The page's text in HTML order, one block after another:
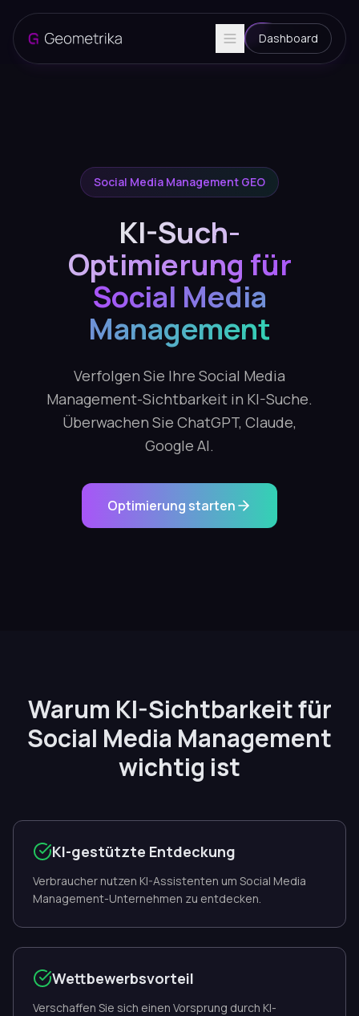
Dashboard
Social Media Management GEO
KI-Such-
Optimierung für
Social Media
Management
Verfolgen Sie Ihre Social Media
Management-Sichtbarkeit in KI-Suche.
Überwachen Sie ChatGPT, Claude,
Google AI.
Optimierung starten
Warum KI-Sichtbarkeit für
Social Media Management
wichtig ist
KI-gestützte Entdeckung
Verbraucher nutzen KI-Assistenten um Social Media
Management-Unternehmen zu entdecken.
Wettbewerbsvorteil
Verschaffen Sie sich einen Vorsprung durch KI-